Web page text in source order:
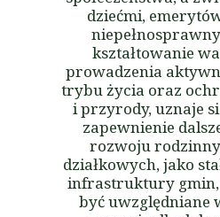
dziećmi,
kształtowanie
prowadzenia
trybu życia oraz
i przyrody, uznaje
zapewnienie
rozwoju
działkowych, jako
infrastruktury
być uwzględniane